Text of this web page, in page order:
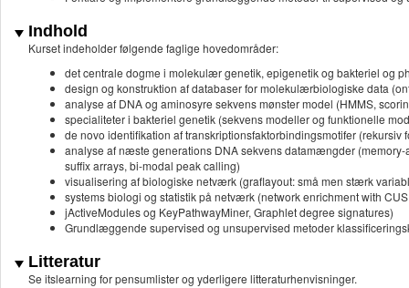
Indhold
Kurset indeholder følgende faglige hovedområder:
det centrale dogme i molekulær genetik, epigenetik og bakteriel og
design og konstruktion af databaser for molekulærbiologiske data
analyse af DNA og aminosyre sekvens mønster model (HMMS,
specialiteter i bakteriel genetik (sekvens modeller og funktionelle
de novo identifikation af transkriptionsfaktorbindingsmotifer
analyse af næste generations DNA sekvens datamængder
suffix arrays, bi-modal peak calling)
visualisering af biologiske netværk (graflayout: små men stærk
systems biologi og statistik på netværk (network enrichment with
jActiveModules og KeyPathwayMiner, Graphlet degree signatures)
Grundlæggende supervised og unsupervised metoder
Litteratur
Se itslearning for pensumlister og yderligere litteraturhenvisninger.